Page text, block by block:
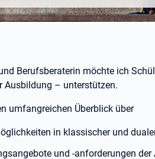
Berufsberaterin möchte ich
Ausbildung – unterstützen.
umfangreichen Überblick über
in klassischer und
und -anforderungen